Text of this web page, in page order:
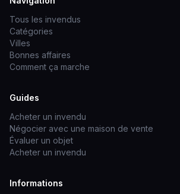
Tous les invendus
Catégories
Villes
Bonnes affaires
Comment ça marche
Guides
Acheter un invendu
Négocier avec une maison de vente
Évaluer un objet
Acheter un invendu
Informations